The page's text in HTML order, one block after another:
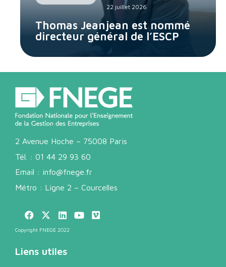
22 juillet 2026
Thomas Jeanjean est nommé
directeur général de l’ESCP
2 Avenue Hoche – 75008 Paris
Tél. : 01 44 29 93 60
Email : info@fnege.fr
Métro : Ligne 2 – Courcelles
Copyright FNEGE 2022
Liens utiles